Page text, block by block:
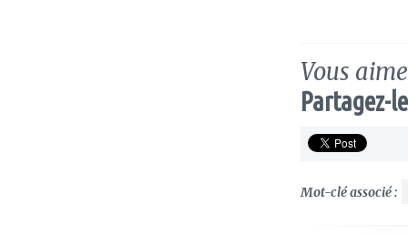
Vous
Partagez-
Mot-clé associé :